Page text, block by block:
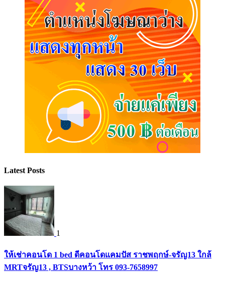
Latest Posts
1
ให้เช่าคอนโด 1 bed ดีคอนโดแคมปัส ราชพฤกษ์-จรัญ13 ใกล้
MRTจรัญ13 , BTSบางหว้า โทร 093-7658997